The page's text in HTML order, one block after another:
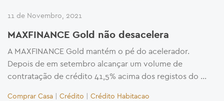
11 de Novembro, 2021
MAXFINANCE Gold não desacelera
A MAXFINANCE Gold mantém o pé do acelerador.
Depois de em setembro alcançar um volume de
contratação de crédito 41,5% acima dos registos do …
Comprar Casa | Crédito | Crédito Habitacao